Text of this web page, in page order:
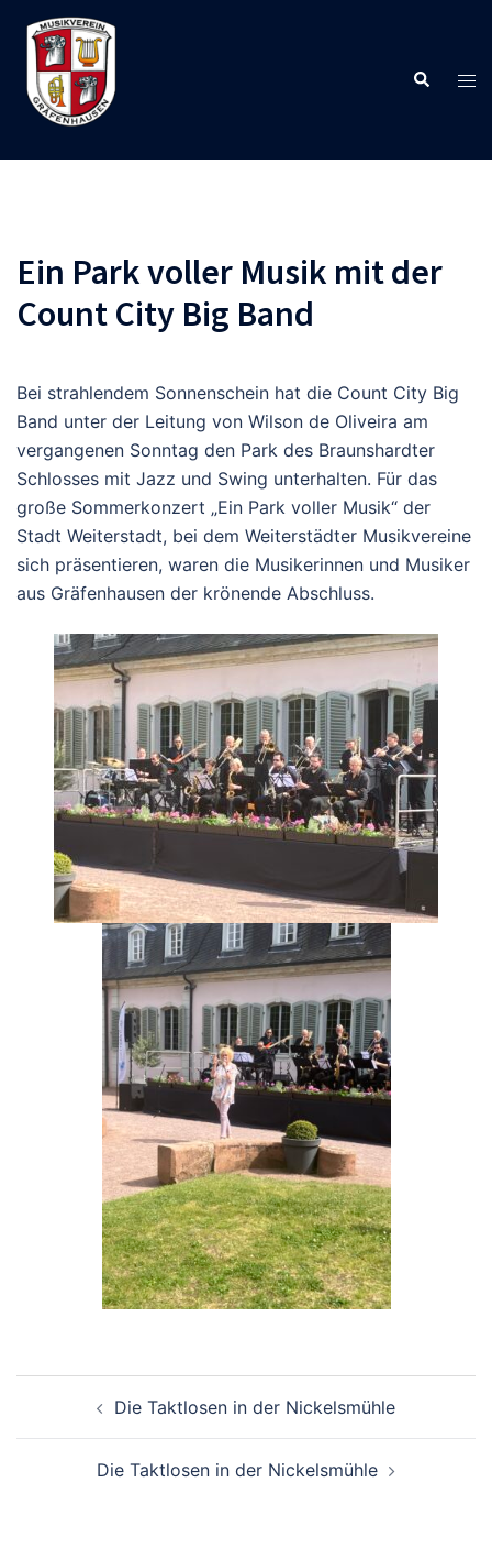
Inhalt
springen
Suche
Ein Park voller Musik mit der
Count City Big Band
Bei strahlendem Sonnenschein hat die Count City Big
Band unter der Leitung von Wilson de Oliveira am
vergangenen Sonntag den Park des Braunshardter
Schlosses mit Jazz und Swing unterhalten. Für das
große Sommerkonzert „Ein Park voller Musik“ der
Stadt Weiterstadt, bei dem Weiterstädter Musikvereine
sich präsentieren, waren die Musikerinnen und Musiker
aus Gräfenhausen der krönende Abschluss.
Die Taktlosen in der Nickelsmühle
Die Taktlosen in der Nickelsmühle